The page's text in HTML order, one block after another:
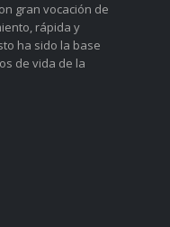
gran vocación de
rápida y
ha sido la base
de vida de la